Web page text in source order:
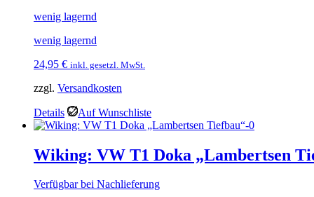
wenig lagernd
wenig lagernd
24,95 € inkl. gesetzl. MwSt.
zzgl. Versandkosten
Details Auf Wunschliste
Wiking: VW T1 Doka „Lambertsen
Verfügbar bei Nachlieferung